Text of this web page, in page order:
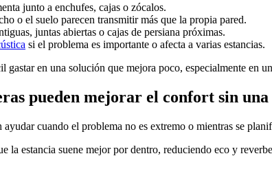
junto a enchufes, cajas o zócalos.
o el suelo parecen transmitir más que la propia pared.
juntas abiertas o cajas de persiana próximas.
si el problema es importante o afecta a varias estancias.
gastar en una solución que mejora poco, especialmente en
pueden mejorar el confort sin
ayudar cuando el problema no es extremo o mientras se
la estancia suene mejor por dentro, reduciendo eco y